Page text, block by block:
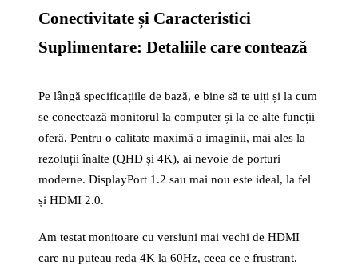
Conectivitate și Caracteristici
Suplimentare: Detaliile care contează
Pe lângă specificațiile de bază, e bine să te uiți și la cum
se conectează monitorul la computer și la ce alte funcții
oferă. Pentru o calitate maximă a imaginii, mai ales la
rezoluții înalte (QHD și 4K), ai nevoie de porturi
moderne. DisplayPort 1.2 sau mai nou este ideal, la fel
și HDMI 2.0.
Am testat monitoare cu versiuni mai vechi de HDMI
care nu puteau reda 4K la 60Hz, ceea ce e frustrant.